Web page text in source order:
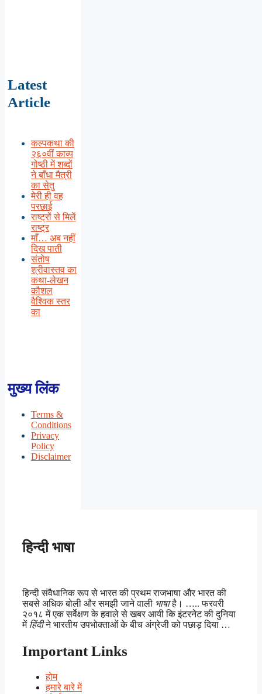
Latest
Article
कल्पकथा की
२६०वीं काव्य
गोष्ठी में शब्दों
ने बाँधा मैत्री
का सेतु
मेरी ही वह
परछाई
राष्ट्रों से मिलें
राष्ट्र
माँ… अब नहीं
दिख पाती
संतोष
श्रीवास्तव का
कथा-लेखन
कौशल
वैश्विक स्तर
का
मुख्य लिंक
Terms &
Conditions
Privacy
Policy
Disclaimer
हिन्दी भाषा
हिन्दी संवैधानिक रूप से भारत की प्रथम राजभाषा और भारत की
सबसे अधिक बोली और समझी जाने वाली भाषाहै। ….. फरवरी
२०१८ में एक सर्वेक्षण के हवाले से खबर आयी कि इंटरनेट की दुनिया
में हिंदीने भारतीय उपभोक्ताओं के बीच अंग्रेजी को पछाड़ दिया …
Important Links
होम
हमारे बारे में